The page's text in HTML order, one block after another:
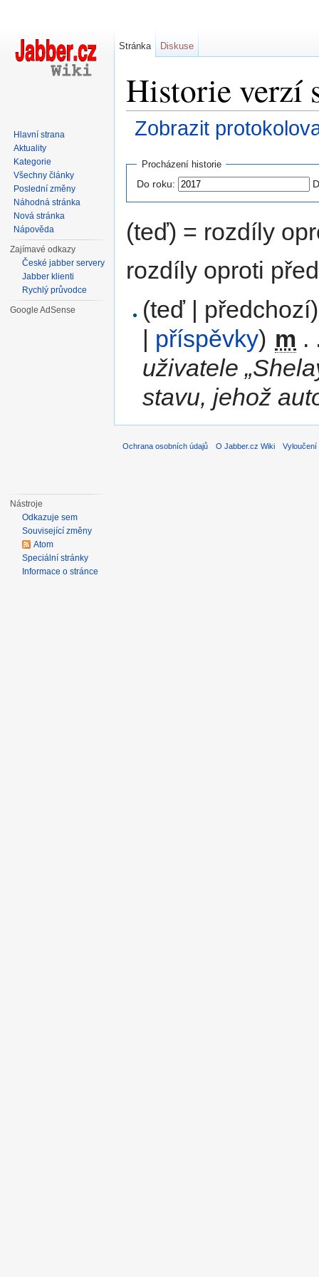
Historie verzí
Zobrazit
Procházení historie
Do roku:
(teď) = rozdíly
rozdíly oproti
(teď | předchozí)
| příspěvky) m .
uživatele
stavu, jehož
Stránka Diskuse
Hlavní strana
Aktuality
Kategorie
Všechny články
Poslední změny
Náhodná stránka
Nová stránka
Nápověda
Zajímavé odkazy
České jabber servery
Jabber klienti
Rychlý průvodce
Google AdSense
Nástroje
Odkazuje sem
Související změny
Atom
Speciální stránky
Informace o stránce
Ochrana osobních údajů O Jabber.cz Wiki Vyloučení